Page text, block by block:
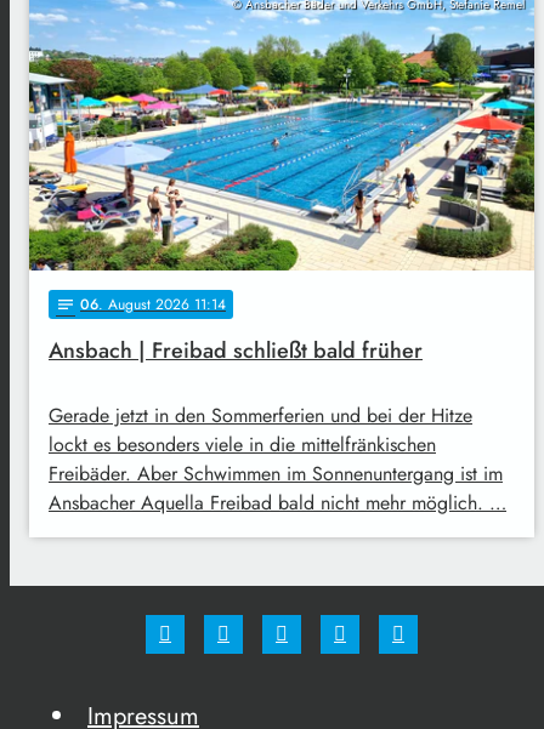
© Ansbacher Bäder und Verkehrs GmbH, Stefanie Remel
notes 06. August 2026 11:14
Ansbach | Freibad schließt bald früher
Gerade jetzt in den Sommerferien und bei der Hitze
lockt es besonders viele in die mittelfränkischen
Freibäder. Aber Schwimmen im Sonnenuntergang ist im
Ansbacher Aquella Freibad bald nicht mehr möglich. …
Impressum